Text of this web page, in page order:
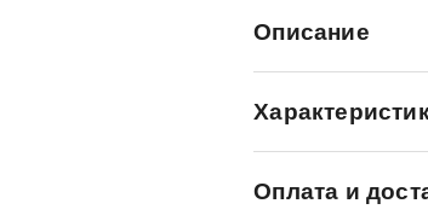
Описание
Оплата и